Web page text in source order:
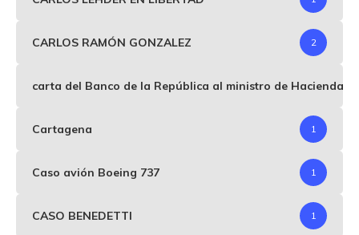
CARLOS RAMÓN GONZALEZ 2
carta del Banco de la República al ministro de Hacienda
Cartagena 1
Caso avión Boeing 737 1
CASO BENEDETTI 1